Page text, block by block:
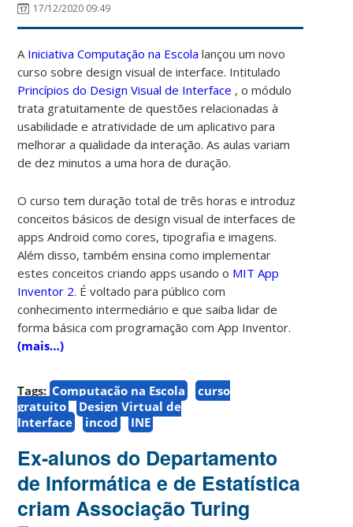
17/12/2020 09:49
A Iniciativa Computação na Escola lançou um novo
curso sobre design visual de interface. Intitulado
Princípios do Design Visual de Interface , o módulo
trata gratuitamente de questões relacionadas à
usabilidade e atratividade de um aplicativo para
melhorar a qualidade da interação. As aulas variam
de dez minutos a uma hora de duração.
O curso tem duração total de três horas e introduz
conceitos básicos de design visual de interfaces de
apps Android como cores, tipografia e imagens.
Além disso, também ensina como implementar
estes conceitos criando apps usando o MIT App
Inventor 2. É voltado para público com
conhecimento intermediário e que saiba lidar de
forma básica com programação com App Inventor.
(mais…)
Tags: Computação na Escola
curso
gratuito
Design Virtual de
Interface
incod INE
Ex-alunos do Departamento
de Informática e de Estatística
criam Associação Turing